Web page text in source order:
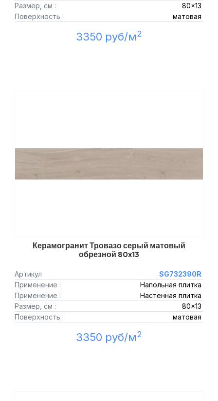
Размер, см :
80x13
Поверхность :
матовая
3350 руб/м2
Керамогранит Тровазо серый матовый
обрезной 80x13
Артикул
SG732390R
Применение :
Напольная плитка
Применение :
Настенная плитка
Размер, см :
80x13
Поверхность :
матовая
3350 руб/м2